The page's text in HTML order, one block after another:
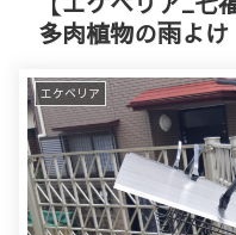
多肉植物の雨よけ
エケベリア